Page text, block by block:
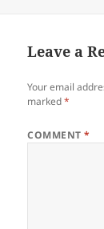
Leave a
Your email
marked*
COMMENT*